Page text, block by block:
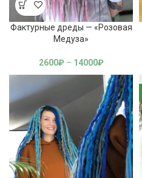
Фактурные дреды — «Розовая
Медуза»
2600₽ – 14000₽